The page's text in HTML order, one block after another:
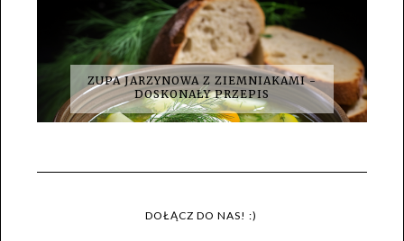
ZUPA JARZYNOWA Z ZIEMNIAKAMI -
DOSKONAŁY PRZEPIS
DOŁĄCZ DO NAS! :)